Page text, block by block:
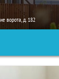
ворота, д. 182